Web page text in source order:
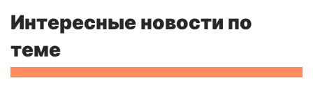
Интересные новости по
теме